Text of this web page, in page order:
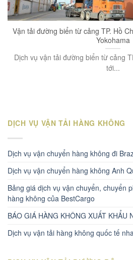
Vận tải đường biển từ cảng TP. Hồ
Yokohama
Dịch vụ vận tải đường biển từ cảng
tới...
DỊCH VỤ VẬN TẢI HÀNG KHÔNG
Dịch vụ vận chuyển hàng không đi
Dịch vụ vận chuyển hàng không Anh
Bảng giá dịch vụ vận chuyển, chuyển
hàng không của BestCargo
BÁO GIÁ HÀNG KHÔNG XUẤT KHẨU
Dịch vụ vận tải hàng không quốc tế